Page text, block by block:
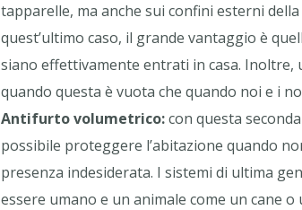
tapparelle, ma anche sui confini esterni
quest’ultimo caso, il grande vantaggio è
siano effettivamente entrati in casa.
quando questa è vuota che quando noi e i
Antifurto volumetrico:con questa
possibile proteggere l’abitazione quando
presenza indesiderata. I sistemi di ultima
essere umano e un animale come un cane